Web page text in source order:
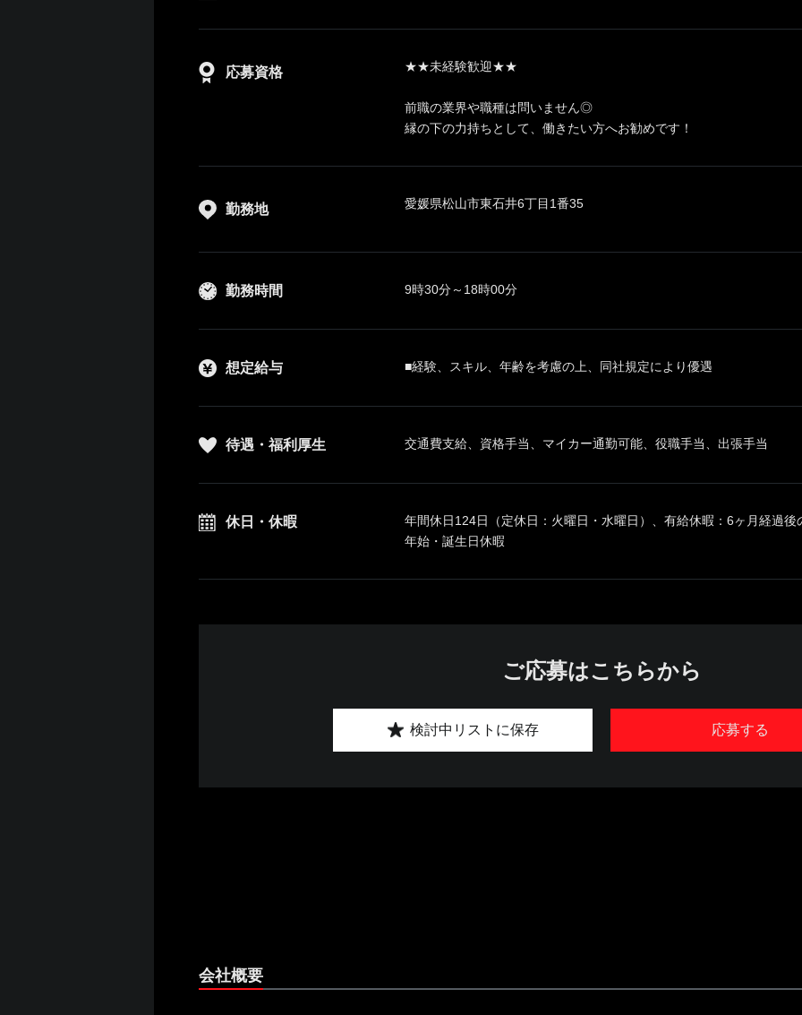
応募資格 ★★未経験歓迎★★
前職の業界や職種は問いません◎
縁の下の力持ちとして、働きたい方へお勧めです！
勤務地 愛媛県松山市東石井6丁目1番35
勤務時間 9時30分～18時00分
想定給与 ■経験、スキル、年齢を考慮の上、同社規定により優遇
待遇・福利厚生 交通費支給、資格手当、マイカー通勤可能、役職手当、出張手当
休日・休暇
年間休日124日（定休日：火曜日・水曜日）、有給休暇：6ヶ月経過
年始・誕生日休暇
ご応募はこちらから
応募する
検討中リストに保存
会社概要